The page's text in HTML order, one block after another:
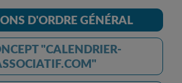
D'ORDRE GÉNÉRAL
"CALENDRIER-